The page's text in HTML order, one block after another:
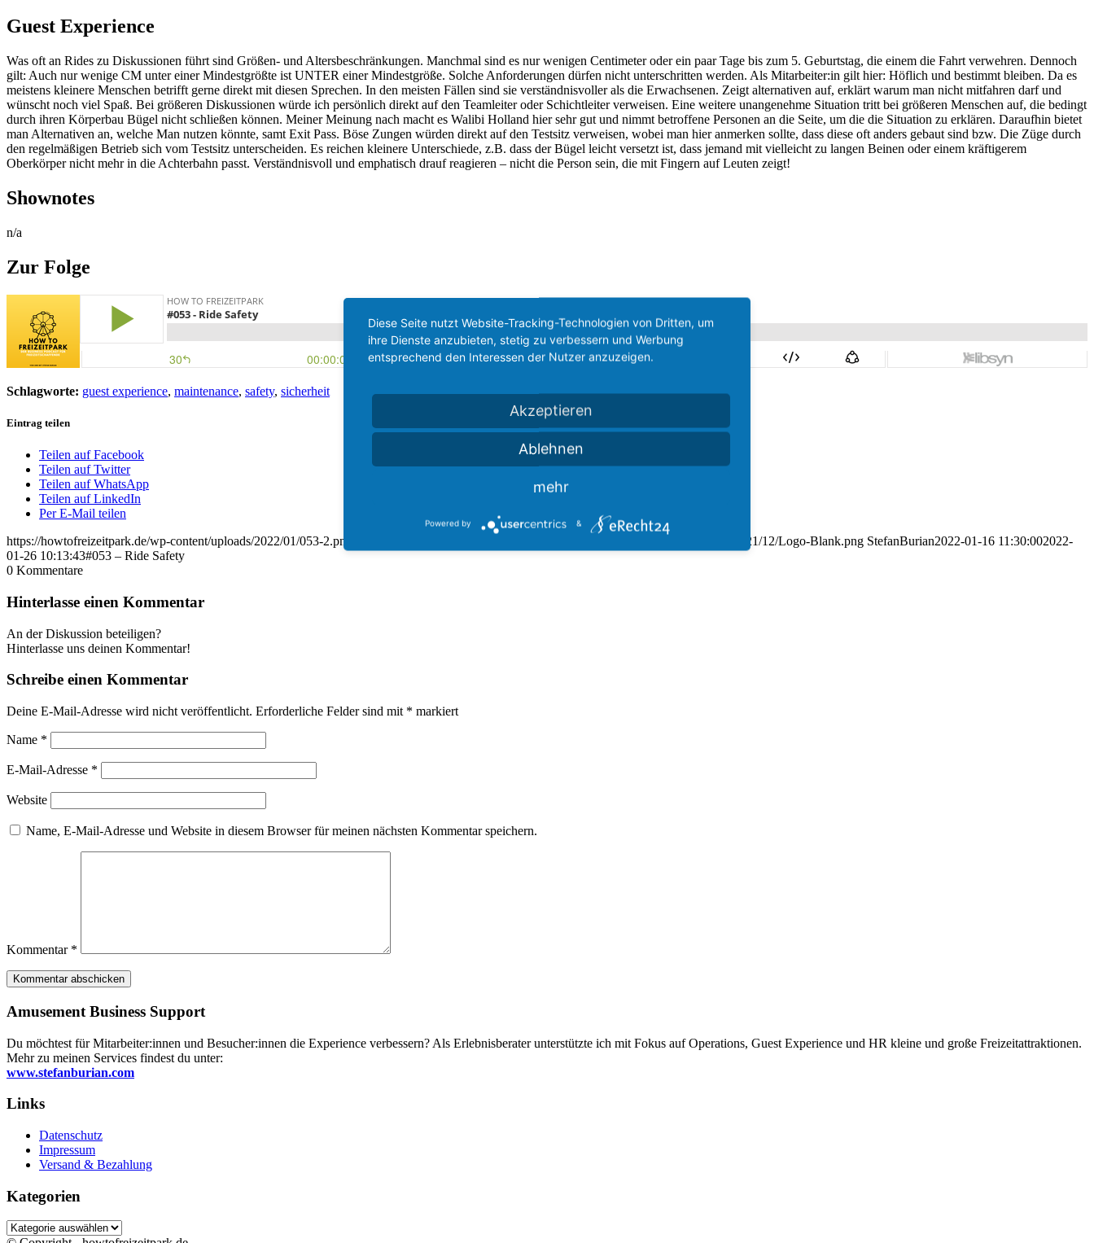
Guest Experience
Was oft an Rides zu Diskussionen führt sind Größen- und Altersbeschränkungen. Manchmal sind es nur wenigen Centimeter oder ein paar Tage bis zum 5. Geburtstag, die einem die Fahrt verwehren. Dennoch
gilt: Auch nur wenige CM unter einer Mindestgrößte ist UNTER einer Mindestgröße. Solche Anforderungen dürfen nicht unterschritten werden. Als Mitarbeiter:in gilt hier: Höflich und bestimmt bleiben. Da es
meistens kleinere Menschen betrifft gerne direkt mit diesen Sprechen. In den meisten Fällen sind sie verständnisvoller als die Erwachsenen. Zeigt alternativen auf, erklärt warum man nicht mitfahren darf und
wünscht noch viel Spaß. Bei größeren Diskussionen würde ich persönlich direkt auf den Teamleiter oder Schichtleiter verweisen. Eine weitere unangenehme Situation tritt bei größeren Menschen auf, die bedingt
durch ihren Körperbau Bügel nicht schließen können. Meiner Meinung nach macht es Walibi Holland hier sehr gut und nimmt betroffene Personen an die Seite, um die die Situation zu erklären. Daraufhin bietet
man Alternativen an, welche Man nutzen könnte, samt Exit Pass. Böse Zungen würden direkt auf den Testsitz verweisen, wobei man hier anmerken sollte, dass diese oft anders gebaut sind bzw. Die Züge durch
den regelmäßigen Betrieb sich vom Testsitz unterscheiden. Es reichen kleinere Unterschiede, z.B. dass der Bügel leicht versetzt ist, dass jemand mit vielleicht zu langen Beinen oder einem kräftigerem
Oberkörper nicht mehr in die Achterbahn passt. Verständnisvoll und emphatisch drauf reagieren – nicht die Person sein, die mit Fingern auf Leuten zeigt!
Shownotes
n/a
Zur Folge
Schlagworte: guest experience, maintenance, safety, sicherheit
Eintrag teilen
Teilen auf Facebook
Teilen auf Twitter
Teilen auf WhatsApp
Teilen auf LinkedIn
Per E-Mail teilen
https://howtofreizeitpark.de/wp-content/uploads/2022/01/053-2.png
https://howtofreizeitpark.de/wp-content/uploads/2021/12/Logo-Blank.png StefanBurian2022-01-16 11:30:002022-
01-26 10:13:43#053 – Ride Safety
0 Kommentare
Hinterlasse einen Kommentar
An der Diskussion beteiligen?
Hinterlasse uns deinen Kommentar!
Schreibe einen Kommentar
Deine E-Mail-Adresse wird nicht veröffentlicht. Erforderliche Felder sind mit * markiert
Name *
E-Mail-Adresse *
Website
Name, E-Mail-Adresse und Website in diesem Browser für meinen nächsten Kommentar speichern.
Kommentar *
Amusement Business Support
Du möchtest für Mitarbeiter:innen und Besucher:innen die Experience verbessern? Als Erlebnisberater unterstützte ich mit Fokus auf Operations, Guest Experience und HR kleine und große Freizeitattraktionen.
Mehr zu meinen Services findest du unter:
www.stefanburian.com
Links
Datenschutz
Impressum
Versand & Bezahlung
Kategorien
Kategorien
Diese Seite nutzt Website-Tracking-Technologien von Dritten, um
ihre Dienste anzubieten, stetig zu verbessern und Werbung
entsprechend den Interessen der Nutzer anzuzeigen.
Akzeptieren
Ablehnen
mehr
Powered by &